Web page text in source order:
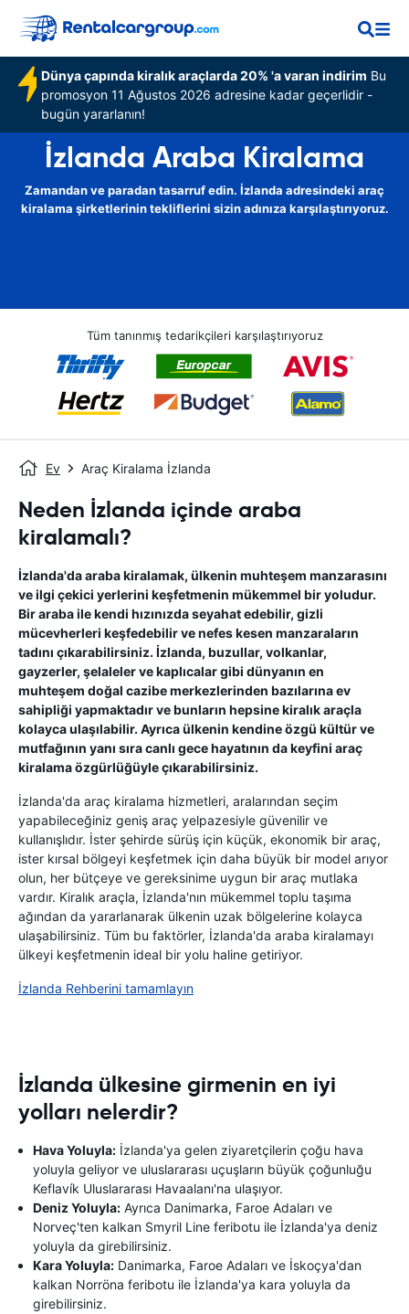
Dünya çapında kiralık araçlarda 20% 'a varan indirim Bu
promosyon 11 Ağustos 2026 adresine kadar geçerlidir -
bugün yararlanın!
İzlanda Araba Kiralama
Zamandan ve paradan tasarruf edin. İzlanda adresindeki araç
kiralama şirketlerinin tekliflerini sizin adınıza karşılaştırıyoruz.
Tüm tanınmış tedarikçileri karşılaştırıyoruz
Ev Araç Kiralama İzlanda
Neden İzlanda içinde araba
kiralamalı?
İzlanda'da araba kiralamak, ülkenin muhteşem manzarasını
ve ilgi çekici yerlerini keşfetmenin mükemmel bir yoludur.
Bir araba ile kendi hızınızda seyahat edebilir, gizli
mücevherleri keşfedebilir ve nefes kesen manzaraların
tadını çıkarabilirsiniz. İzlanda, buzullar, volkanlar,
gayzerler, şelaleler ve kaplıcalar gibi dünyanın en
muhteşem doğal cazibe merkezlerinden bazılarına ev
sahipliği yapmaktadır ve bunların hepsine kiralık araçla
kolayca ulaşılabilir. Ayrıca ülkenin kendine özgü kültür ve
mutfağının yanı sıra canlı gece hayatının da keyfini araç
kiralama özgürlüğüyle çıkarabilirsiniz.
İzlanda'da araç kiralama hizmetleri, aralarından seçim
yapabileceğiniz geniş araç yelpazesiyle güvenilir ve
kullanışlıdır. İster şehirde sürüş için küçük, ekonomik bir araç,
ister kırsal bölgeyi keşfetmek için daha büyük bir model arıyor
olun, her bütçeye ve gereksinime uygun bir araç mutlaka
vardır. Kiralık araçla, İzlanda'nın mükemmel toplu taşıma
ağından da yararlanarak ülkenin uzak bölgelerine kolayca
ulaşabilirsiniz. Tüm bu faktörler, İzlanda'da araba kiralamayı
ülkeyi keşfetmenin ideal bir yolu haline getiriyor.
İzlanda Rehberini tamamlayın
İzlanda ülkesine girmenin en iyi
yolları nelerdir?
Hava Yoluyla: İzlanda'ya gelen ziyaretçilerin çoğu hava
yoluyla geliyor ve uluslararası uçuşların büyük çoğunluğu
Keflavík Uluslararası Havaalanı'na ulaşıyor.
Deniz Yoluyla: Ayrıca Danimarka, Faroe Adaları ve
Norveç'ten kalkan Smyril Line feribotu ile İzlanda'ya deniz
yoluyla da girebilirsiniz.
Kara Yoluyla: Danimarka, Faroe Adaları ve İskoçya'dan
kalkan Norröna feribotu ile İzlanda'ya kara yoluyla da
girebilirsiniz.